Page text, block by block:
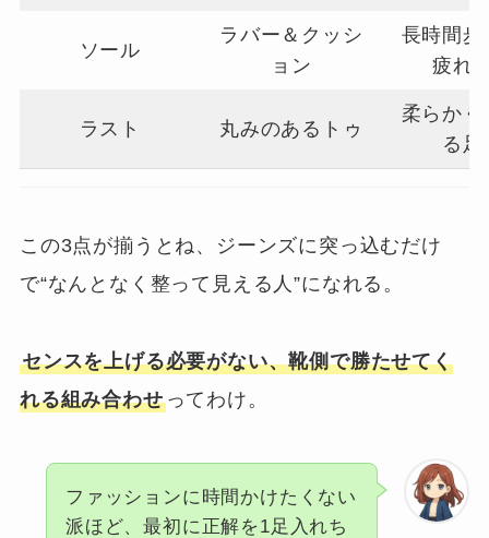
ソール
ラバー＆クッシ
ョン
長時間歩
疲れ
ラスト 丸みのあるトゥ
柔らかく
る足
この3点が揃うとね、ジーンズに突っ込むだけ
で“なんとなく整って見える人”になれる。
センスを上げる必要がない、靴側で勝たせてく
れる組み合わせってわけ。
ファッションに時間かけたくない
派ほど、最初に正解を1足入れち